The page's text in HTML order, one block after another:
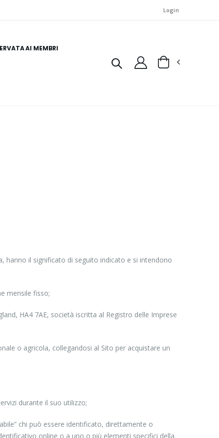
Login
AI MEMBRI
hanno il significato di seguito indicato e si intendono
mensile fisso;
HA4 7AE, società iscritta al Registro delle Imprese
o agricola, collegandosi al Sito per acquistare un
durante il suo utilizzo;
chi può essere identificato, direttamente o
online o a uno o più elementi specifici della